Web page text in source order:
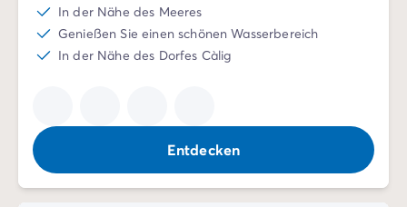
In der Nähe des Meeres
Genießen Sie einen schönen Wasserbereich
In der Nähe des Dorfes Càlig
Entdecken